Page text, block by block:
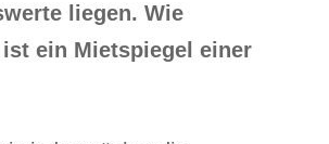
liegen. Wie
ein Mietspiegel einer